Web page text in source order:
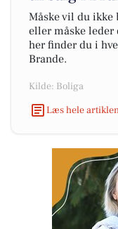
Måske vil du
eller måske
her finder du i
Brande.
Kilde: Boliga
Læs hele